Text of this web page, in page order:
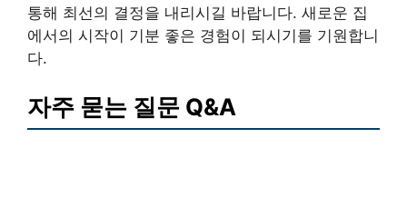
통해 최선의 결정을 내리시길 바랍니다. 새로운 집
에서의 시작이 기분 좋은 경험이 되시기를 기원합니
다.
자주 묻는 질문 Q&A